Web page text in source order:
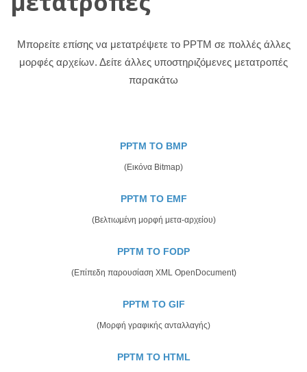
Μπορείτε επίσης να μετατρέψετε το PPTM σε πολλές άλλες
μορφές αρχείων. Δείτε άλλες υποστηριζόμενες μετατροπές
παρακάτω
PPTM TO BMP
(Εικόνα Bitmap)
PPTM TO EMF
(Βελτιωμένη μορφή μετα-αρχείου)
PPTM TO FODP
(Επίπεδη παρουσίαση XML OpenDocument)
PPTM TO GIF
(Μορφή γραφικής ανταλλαγής)
PPTM TO HTML